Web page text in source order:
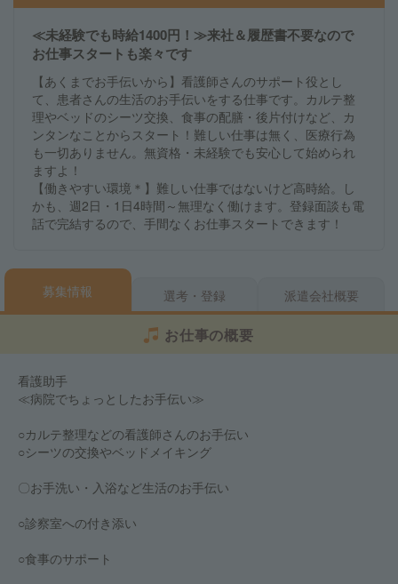
≪未経験でも時給1400円！≫来社＆履歴書不要なので
お仕事スタートも楽々です
【あくまでお手伝いから】看護師さんのサポート役とし
て、患者さんの生活のお手伝いをする仕事です。カルテ整
理やベッドのシーツ交換、食事の配膳・後片付けなど、カ
ンタンなことからスタート！難しい仕事は無く、医療行為
も一切ありません。無資格・未経験でも安心して始められ
ますよ！
【働きやすい環境＊】難しい仕事ではないけど高時給。し
かも、週2日・1日4時間～無理なく働けます。登録面談も電
話で完結するので、手間なくお仕事スタートできます！
募集情報 選考・登録 派遣会社概要
お仕事の概要
看護助手
≪病院でちょっとしたお手伝い≫
○カルテ整理などの看護師さんのお手伝い
○シーツの交換やベッドメイキング
〇お手洗い・入浴など生活のお手伝い
○診察室への付き添い
○食事のサポート